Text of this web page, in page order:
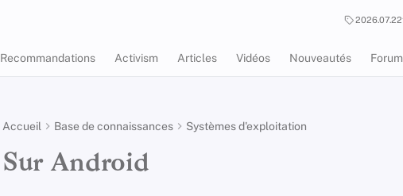
2026.07.22
Recommandations Activism Articles Vidéos Nouveautés Forum
Accueil Base de connaissances Systèmes d'exploitation
Sur Android